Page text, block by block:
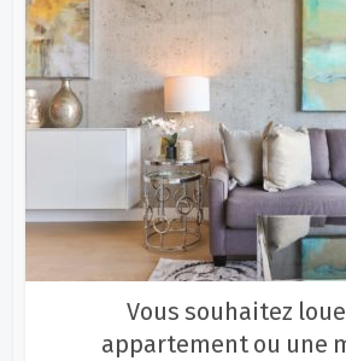
Vous souhaitez
appartement ou une